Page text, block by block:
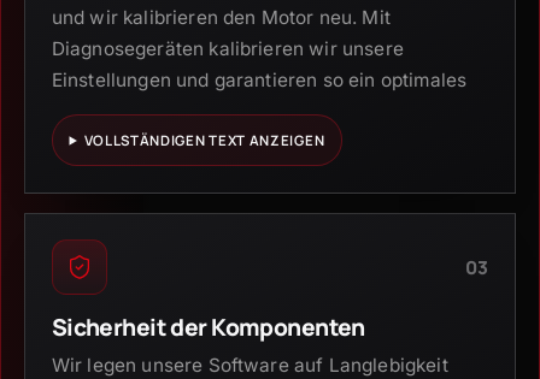
und wir kalibrieren den Motor neu. Mit
Diagnosegeräten kalibrieren wir unsere
Einstellungen und garantieren so ein optimales
VOLLSTÄNDIGEN TEXT ANZEIGEN
03
Sicherheit der Komponenten
Wir legen unsere Software auf Langlebigkeit